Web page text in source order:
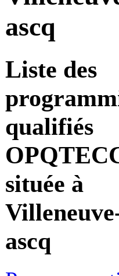
ascq
Liste des
qualifiés
située à
ascq